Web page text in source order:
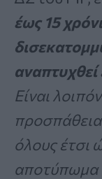
έως 15
Είναι
όλους έτσι
αποτύπωμα